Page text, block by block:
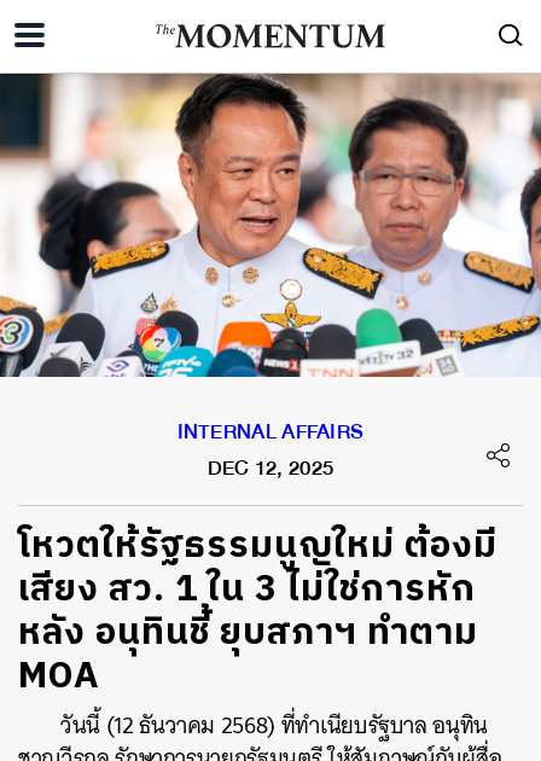
INTERNAL AFFAIRS
DEC 12, 2025
โหวตให้รัฐธรรมนูญใหม่ ต้องมี
เสียง สว. 1 ใน 3 ไม่ใช่การหัก
หลัง อนุทินชี้ ยุบสภาฯ ทำตาม
MOA
วันนี้ (12 ธันวาคม 2568) ที่ทำเนียบรัฐบาล อนุทิน